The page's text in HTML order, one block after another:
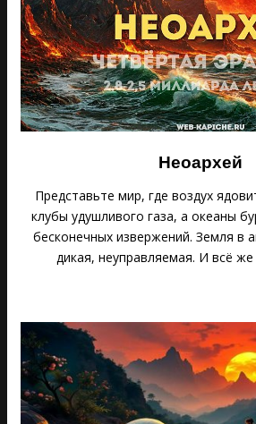
Неоархей
Представьте мир, где воздух
клубы удушливого газа, а океаны
бесконечных извержений. Земля в
дикая, неуправляемая. И всё